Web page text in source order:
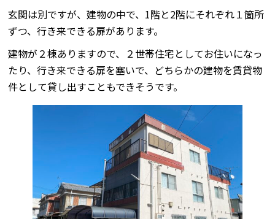
玄関は別ですが、建物の中で、1階と2階にそれぞれ１箇所
ずつ、行き来できる扉があります。
建物が２棟ありますので、２世帯住宅としてお住いになっ
たり、行き来できる扉を塞いで、どちらかの建物を賃貸物
件として貸し出すこともできそうです。